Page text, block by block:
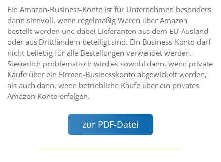
Ein Amazon-Business-Konto ist für Unternehmen besonders
dann sinnvoll, wenn regelmäßig Waren über Amazon
bestellt werden und dabei Lieferanten aus dem EU-Ausland
oder aus Drittländern beteiligt sind. Ein Business-Konto darf
nicht beliebig für alle Bestellungen verwendet werden.
Steuerlich problematisch wird es sowohl dann, wenn private
Käufe über ein Firmen-Businesskonto abgewickelt werden,
als auch dann, wenn betriebliche Käufe über ein privates
Amazon-Konto erfolgen.
zur PDF-Datei